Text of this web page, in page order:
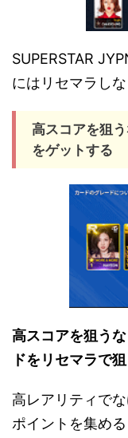
SUPERSTAR
にはリセマラし
高スコアを狙
をゲットする
高スコアを狙う
ドをリセマラで
高レアリティで
ポイントを集め